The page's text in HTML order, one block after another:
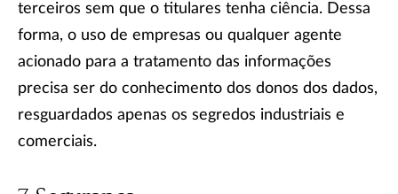
terceiros sem que o titulares tenha ciência. Dessa
forma, o uso de empresas ou qualquer agente
acionado para a tratamento das informações
precisa ser do conhecimento dos donos dos dados,
resguardados apenas os segredos industriais e
comerciais.